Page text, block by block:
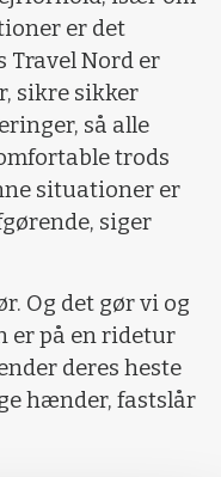
er det
Travel Nord er
sikre sikker
så alle
trods
situationer er
siger
Og det gør vi og
er på en ridetur
deres heste
hænder, fastslår